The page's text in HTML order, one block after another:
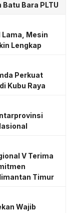
Bara PLTU
Lama, Mesin
Lengkap
Perkuat
Kubu Raya
V Terima
Timur
Wajib